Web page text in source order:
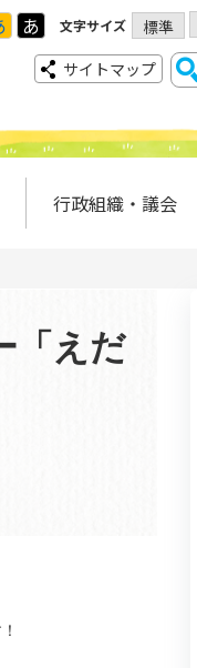
あ 文字サイズ 標準
サイトマップ
行政組織・議会
「えだ